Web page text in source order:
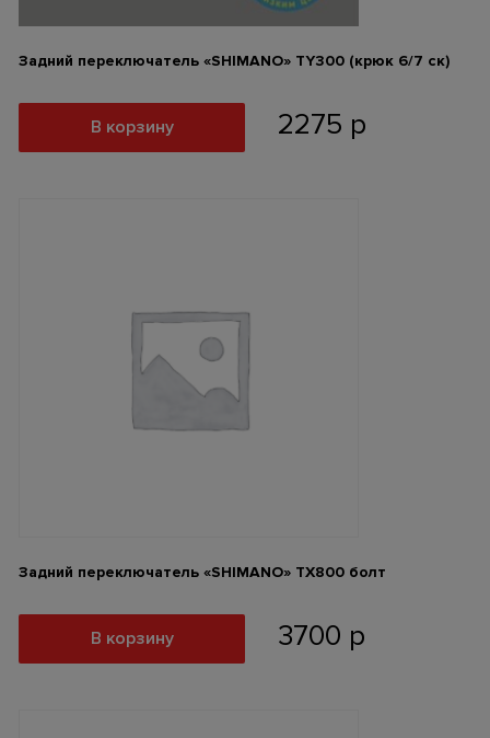
Задний переключатель «SHIMANO» ТY300 (крюк 6/7 ск)
2275 р
В корзину
Задний переключатель «SHIMANO» ТХ800 болт
3700 р
В корзину